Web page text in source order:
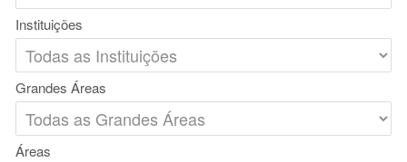
Instituições
Grandes Áreas
Áreas